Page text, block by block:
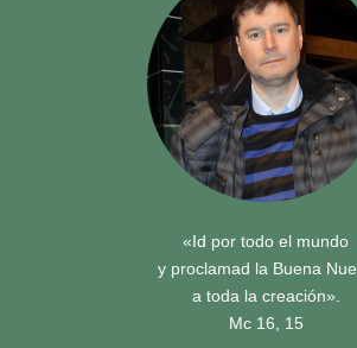
«Id por todo el mundo
y proclamad la Buena
a toda la creación».
Mc 16, 15